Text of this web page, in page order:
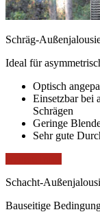
Schräg-
Ideal für
Optisch
Einsetzbar bei
Schrägen
Geringe
Sehr gute
Schacht-
Bauseitige